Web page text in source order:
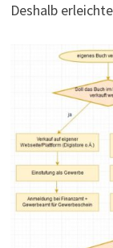
Deshalb